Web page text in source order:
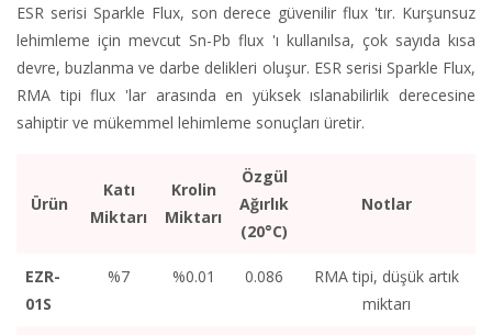
ESR serisi Sparkle Flux, son derece güvenilir flux 'tır. Kurşunsuz
lehimleme için mevcut Sn-Pb flux 'ı kullanılsa, çok sayıda kısa
devre, buzlanma ve darbe delikleri oluşur. ESR serisi Sparkle Flux,
RMA tipi flux 'lar arasında en yüksek ıslanabilirlik derecesine
sahiptir ve mükemmel lehimleme sonuçları üretir.
Ürün
Katı
Miktarı
Krolin
Miktarı
Özgül
Ağırlık
(20°C)
Notlar
EZR-
01S
%7 %0.01 0.086
RMA tipi, düşük artık
miktarı